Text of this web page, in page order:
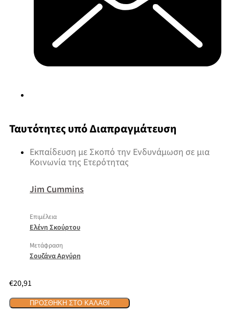
Ταυτότητες υπό Διαπραγμάτευση
Εκπαίδευση με Σκοπό την Ενδυνάμωση σε μια
Κοινωνία της Ετερότητας
Jim Cummins
Επιμέλεια
Ελένη Σκούρτου
Μετάφραση
Σουζάνα Αργύρη
€20,91
ΠΡΟΣΘΉΚΗ ΣΤΟ ΚΑΛΆΘΙ